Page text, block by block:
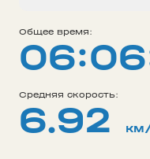
Общее время:
Средняя скорость:
6.92